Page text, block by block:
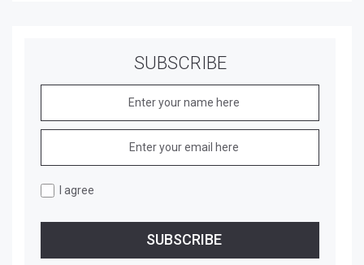
SUBSCRIBE
I agree